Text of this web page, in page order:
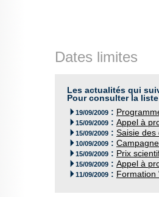
Dates limites
Les actualités qui
Pour consulter la
19/09/2009 :
15/09/2009 : Appel à
15/09/2009 : Saisie des
10/09/2009 :
15/09/2009 : Prix
15/09/2009 : Appel à
11/09/2009 : Formation